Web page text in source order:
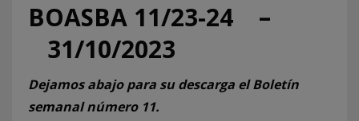
BOASBA 11/23-24 –
31/10/2023
Dejamos abajo para su descarga el Boletín
semanal número 11.